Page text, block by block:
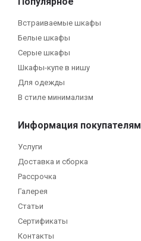
Встраиваемые шкафы
Белые шкафы
Серые шкафы
Шкафы-купе в нишу
Для одежды
В стиле минимализм
Информация покупателям
Услуги
Доставка и сборка
Рассрочка
Галерея
Статьи
Сертификаты
Контакты